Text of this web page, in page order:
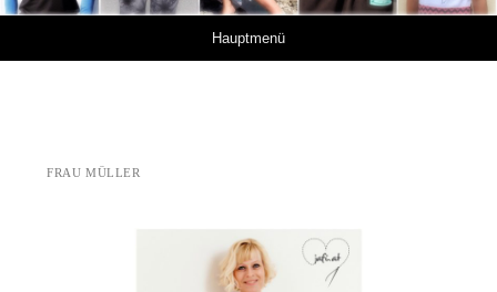
Hauptmenü
FRAU MÜLLER